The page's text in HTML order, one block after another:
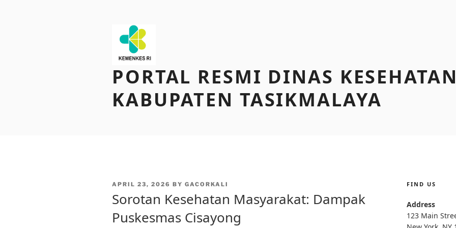
PORTAL RESMI DINAS KESEHATAN
KABUPATEN TASIKMALAYA
POSTED
APRIL 23, 2026 BY GACORKALI
Sorotan Kesehatan Masyarakat: Dampak
Puskesmas Cisayong
FIND US
Address
123 Main